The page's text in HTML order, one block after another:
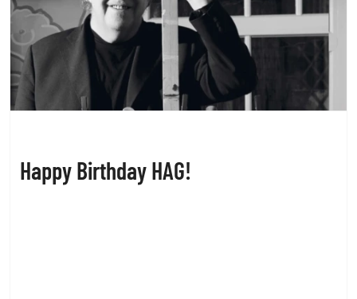
Happy Birthday HAG!